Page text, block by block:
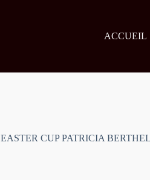
ACCUEIL
EASTER CUP PATRICIA